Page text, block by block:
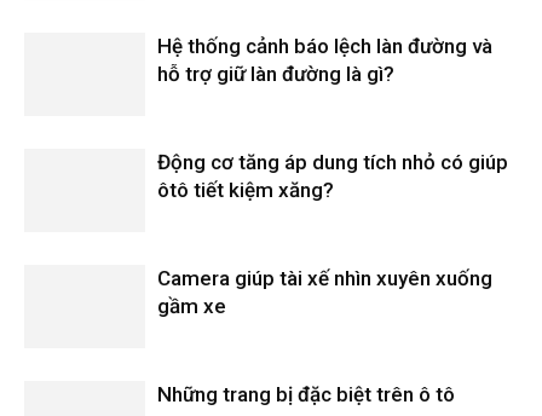
Hệ thống cảnh báo lệch làn đường và
hỗ trợ giữ làn đường là gì?
Động cơ tăng áp dung tích nhỏ có giúp
ôtô tiết kiệm xăng?
Camera giúp tài xế nhìn xuyên xuống
gầm xe
Những trang bị đặc biệt trên ô tô